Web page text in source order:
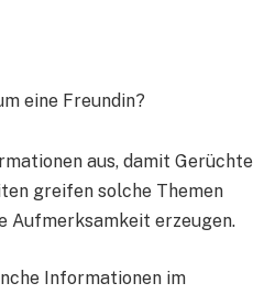
eine Freundin?
aus, damit Gerüchte
greifen solche Themen
Aufmerksamkeit erzeugen.
Informationen im